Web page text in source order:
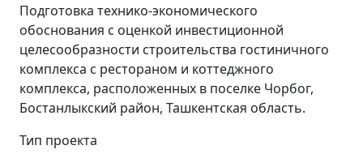
Подготовка технико-экономического
обоснования с оценкой инвестиционной
целесообразности строительства гостиничного
комплекса с рестораном и коттеджного
комплекса, расположенных в поселке Чорбог,
Бостанлыкский район, Ташкентская область.
Тип проекта